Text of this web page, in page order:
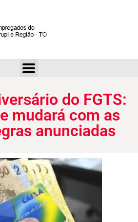
do FGTS:
mudará com as
anunciadas